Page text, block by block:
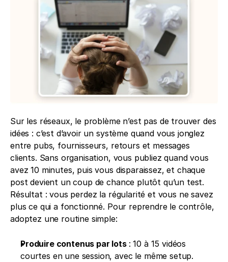
Sur les réseaux, le problème n’est pas de trouver des
idées : c’est d’avoir un système quand vous jonglez
entre pubs, fournisseurs, retours et messages
clients. Sans organisation, vous publiez quand vous
avez 10 minutes, puis vous disparaissez, et chaque
post devient un coup de chance plutôt qu’un test.
Résultat : vous perdez la régularité et vous ne savez
plus ce qui a fonctionné. Pour reprendre le contrôle,
adoptez une routine simple:
Produire contenus par lots : 10 à 15 vidéos
courtes en une session, avec le même setup.